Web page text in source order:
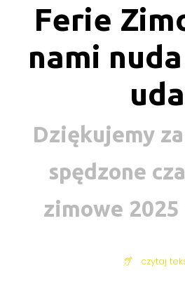
Ferie
nami
uda
Dziękujemy
spędzone
zimowe 2025
czytaj